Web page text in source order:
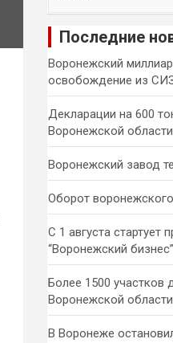
и
Последние
Воронежский
освобождение из
Декларации на 600
Воронежской области
Воронежский завод
Оборот
С 1 августа стартует
“Воронежский бизнес”
Более 1500 участков
Воронежской области
В Воронеже